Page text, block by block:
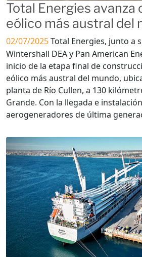
Total Energies avanza
eólico más austral del
02/07/2025Total Energies, junto a
Wintershall DEA y Pan American
inicio de la etapa final de
eólico más austral del mundo,
planta de Río Cullen, a 130
Grande. Con la llegada e
aerogeneradores de última